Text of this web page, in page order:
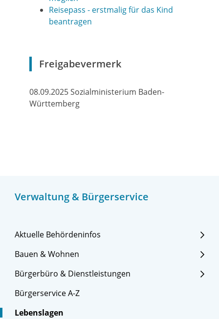
Verwaltung & Bürgerservice
Aktuelle Behördeninfos
Bauen & Wohnen
Bürgerbüro & Dienstleistungen
Bürgerservice A-Z
Lebenslagen
Reisepass - erstmalig für das Kind
beantragen
Freigabevermerk
08.09.2025 Sozialministerium Baden-
Württemberg